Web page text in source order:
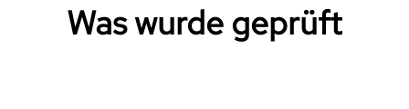
Was wurde geprüft